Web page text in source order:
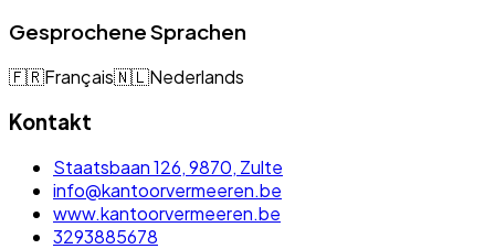
Gesprochene Sprachen
🇫🇷Français🇳🇱Nederlands
Kontakt
Staatsbaan 126, 9870, Zulte
info@kantoorvermeeren.be
www.kantoorvermeeren.be
3293885678